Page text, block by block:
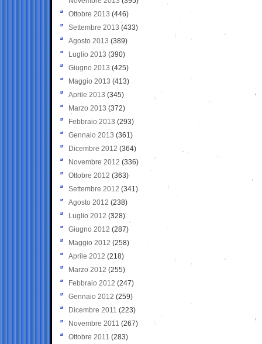
Ottobre 2013 (446)
Settembre 2013 (433)
Agosto 2013 (389)
Luglio 2013 (390)
Giugno 2013 (425)
Maggio 2013 (413)
Aprile 2013 (345)
Marzo 2013 (372)
Febbraio 2013 (293)
Gennaio 2013 (361)
Dicembre 2012 (364)
Novembre 2012 (336)
Ottobre 2012 (363)
Settembre 2012 (341)
Agosto 2012 (238)
Luglio 2012 (328)
Giugno 2012 (287)
Maggio 2012 (258)
Aprile 2012 (218)
Marzo 2012 (255)
Febbraio 2012 (247)
Gennaio 2012 (259)
Dicembre 2011 (223)
Novembre 2011 (267)
Ottobre 2011 (283)